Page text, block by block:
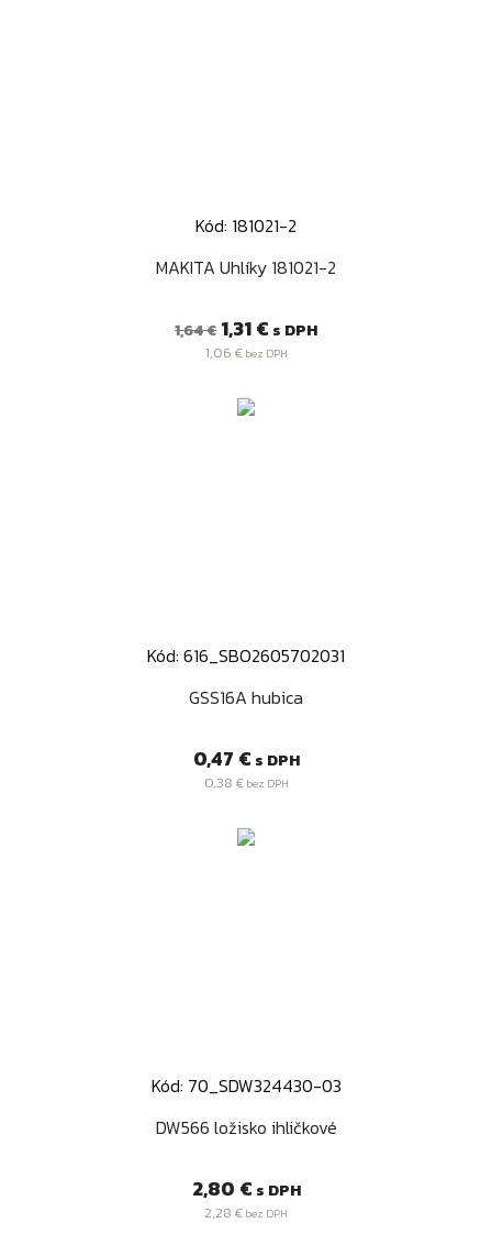
Kód: 181021-2
MAKITA Uhlíky 181021-2
Bežná
cena
1,64 € Cena
1,31 € s DPH
1,06 €bez DPH
Kód: 616_SBO2605702031
GSS16A hubica
Cena
0,47 € s DPH
0,38 €bez DPH
Kód: 70_SDW324430-03
DW566 ložisko ihličkové
Cena
2,80 € s DPH
2,28 € bez DPH